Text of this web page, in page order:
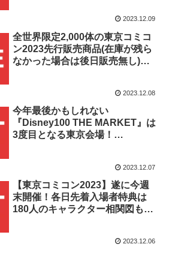
2023.12.09
全世界限定2,000体の東京コミコ
ン2023先行販売商品(在庫が残ら
なかった場合は後日販売無し)！
ク』スパイダーマン！！
2023.12.08
今年最後かもしれない
『Disney100 THE MARKET』は
3度目となる東京会場！
2023.12.07
【東京コミコン2023】遂に今週
末開催！各日先着入場者特典は
180人のキャラクター相関図も収
2023.12.06